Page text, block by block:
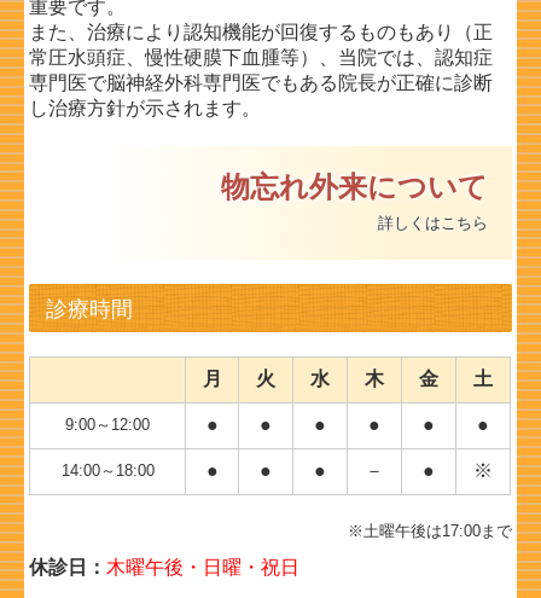
重要です。
また、治療により認知機能が回復するものもあり（正
常圧水頭症、慢性硬膜下血腫等）、当院では、認知症
専門医で脳神経外科専門医でもある院長が正確に診断
し治療方針が示されます。
物忘れ外来について
詳しくはこちら
診療時間
月 火 水 木 金 土
9:00～12:00 ● ● ● ● ● ●
14:00～18:00 ● ● ● － ● ※
※土曜午後は17:00まで
休診日： 木曜午後・日曜・祝日